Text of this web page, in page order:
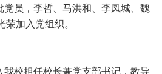
党员，李哲、马洪和、李凤城、魏
加入党组织。
我校担任校长兼党支部书记，教导